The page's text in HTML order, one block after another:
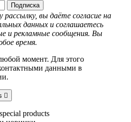
вы даёте согласие на
данных и соглашаетесь
и рекламные сообщения. Вы
время.
момент. Для этого
данными в

products